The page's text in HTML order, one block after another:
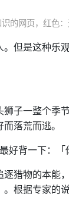
的网页，红色：
但是这种乐
子一整个季
落荒而逃。
背一下：
猎物的本能
根据专家的